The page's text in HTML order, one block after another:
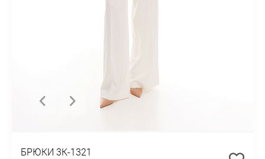
БРЮКИ 3К-1321